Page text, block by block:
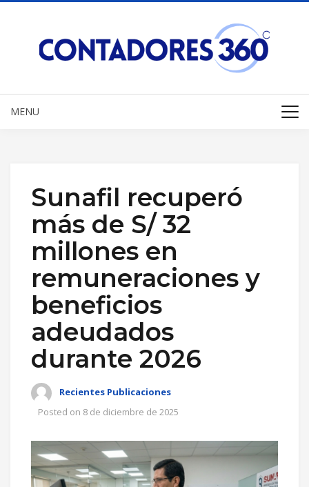
MENU
Sunafil recuperó
más de S/ 32
millones en
remuneraciones y
beneficios
adeudados
durante 2026
Recientes Publicaciones
Posted on 8 de diciembre de 2025